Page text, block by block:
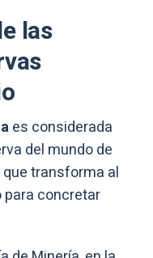
las
es considerada
del mundo de
transforma al
para concretar